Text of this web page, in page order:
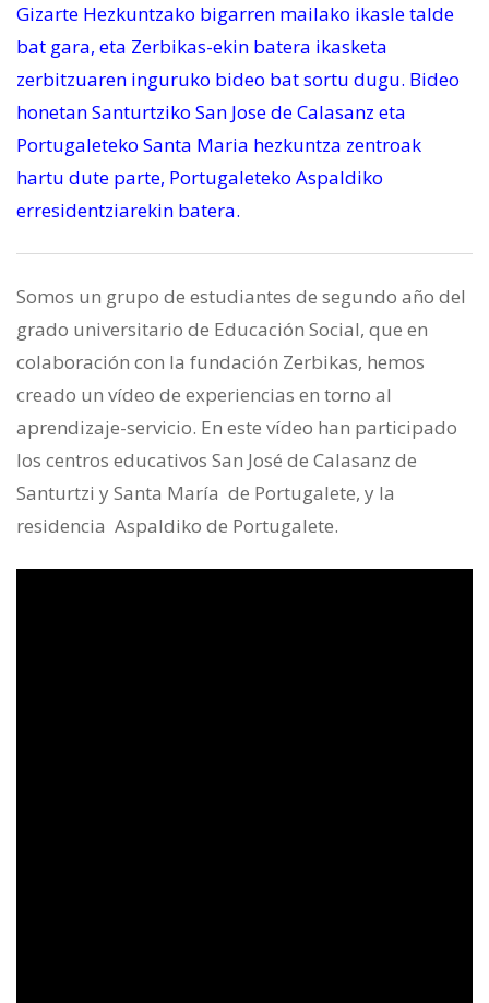
Gizarte Hezkuntzako bigarren mailako ikasle talde
bat gara, eta Zerbikas-ekin batera ikasketa
zerbitzuaren inguruko bideo bat sortu dugu. Bideo
honetan Santurtziko San Jose de Calasanz eta
Portugaleteko Santa Maria hezkuntza zentroak
hartu dute parte, Portugaleteko Aspaldiko
erresidentziarekin batera.
Somos un grupo de estudiantes de segundo año del
grado universitario de Educación Social, que en
colaboración con la fundación Zerbikas, hemos
creado un vídeo de experiencias en torno al
aprendizaje-servicio. En este vídeo han participado
los centros educativos San José de Calasanz de
Santurtzi y Santa María de Portugalete, y la
residencia Aspaldiko de Portugalete.